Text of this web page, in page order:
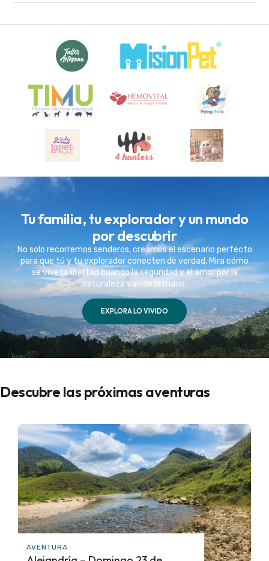
Tu familia, tu explorador y un mundo
por descubrir
No solo recorremos senderos, creamos el escenario perfecto
para que tú y tu explorador conecten de verdad. Mira cómo
se vive la libertad cuando la seguridad y el amor por la
naturaleza van de la mano.
EXPLORA LO VIVIDO
Descubre las próximas aventuras
AVENTURA